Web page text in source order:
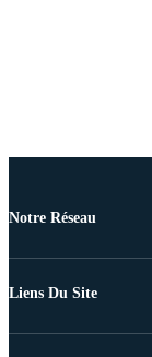
Notre Réseau
Liens Du Site